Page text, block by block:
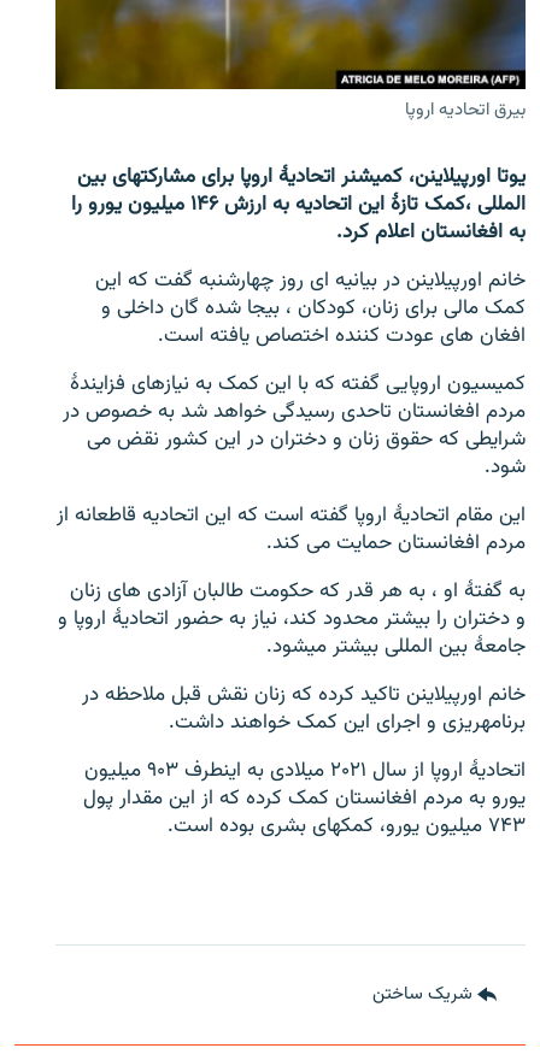
تماس
صفحه پشتو
Azadi English
به ما بپیوندید
همۀ سایت‌های رادیو آزادی/ رادیو اروپای آزاد
بیرق اتحادیه اروپا
یوتا اورپیلاینن، کمیشنر اتحادیۀ اروپا برای مشارکتهای بین
المللی ،کمک تازۀ این اتحادیه به ارزش ۱۴۶ میلیون یورو را
به افغانستان اعلام کرد.
خانم اورپیلاینن در بیانیه ای روز چهارشنبه گفت که این
کمک مالی برای زنان، کودکان ، بیجا شده گان داخلی و
افغان های عودت کننده اختصاص یافته است.
کمیسیون اروپایی گفته که با این کمک به نیازهای فزایندۀ
مردم افغانستان تاحدی رسیدگی خواهد شد به خصوص در
شرایطی که حقوق زنان و دختران در این کشور نقض می
شود.
این مقام اتحادیۀ اروپا گفته است که این اتحادیه قاطعانه از
مردم افغانستان حمایت می کند.
به گفتۀ او ، به هر قدر که حکومت طالبان آزادی های زنان
و دختران را بیشتر محدود کند، نیاز به حضور اتحادیۀ اروپا و
جامعۀ بین المللی بیشتر میشود.
خانم اورپیلاینن تاکید کرده که زنان نقش قبل ملاحظه در
برنامهریزی و اجرای این کمک خواهند داشت.
اتحادیۀ اروپا از سال ۲۰۲۱ میلادی به اینطرف ۹۰۳ میلیون
یورو به مردم افغانستان کمک کرده که از این مقدار پول
۷۴۳ میلیون یورو، کمکهای بشری بوده است.
شریک ساختن